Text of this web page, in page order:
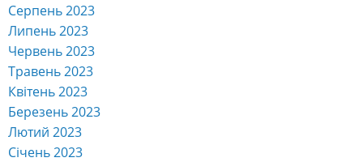
Серпень 2023
Липень 2023
Червень 2023
Травень 2023
Квітень 2023
Березень 2023
Лютий 2023
Січень 2023